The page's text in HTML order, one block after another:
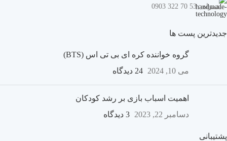
همراه : 53 70 322 0903
جدیدترین پست ها
گروه خواننده کره ای بی تی اس (BTS)
می 10, 2024
24 دیدگاه
اهمیت اسباب بازی بر رشد کودکان
دسامبر 22, 2023
3 دیدگاه
پشتیبانی